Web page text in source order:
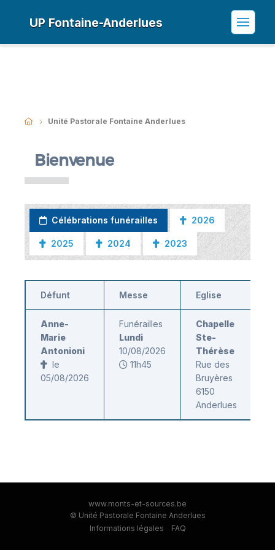
UP Fontaine-Anderlues
Unité Pastorale Fontaine Anderlues
Bienvenue
Célébrations funérailles 2026
2025 2024 2023
Défunt Messe Eglise
Anne-
Marie
Antonioni
le
05/08/2026
Funérailles
Lundi
10/08/2026
11h45
Chapelle
Ste-
Thérèse
Rue des
Bruyères
6150
Anderlues
www.monts-et-sources.be
© Unité Pastorale Fontaine Anderlues
Informations légales
FAQ